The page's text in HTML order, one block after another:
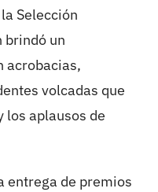
Selección
brindó un
acrobacias,
volcadas que
los aplausos de
entrega de premios